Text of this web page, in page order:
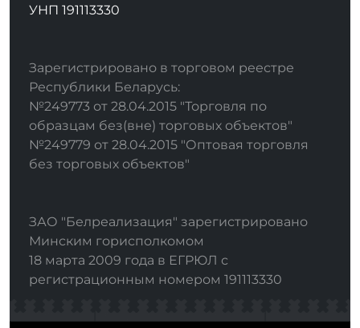
УНП 191113330
Зарегистрировано в торговом реестре
Республики Беларусь:
№249773 от 28.04.2015 "Торговля по
образцам без(вне) торговых объектов"
№249779 от 28.04.2015 "Оптовая торговля
без торговых объектов"
ЗАО "Белреализация" зарегистрировано
Минским горисполкомом
18 марта 2009 года в ЕГРЮЛ с
регистрационным номером 191113330